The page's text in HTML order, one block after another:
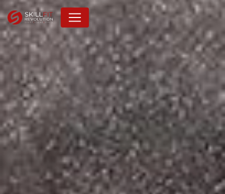
Panneau de gestion des cookies